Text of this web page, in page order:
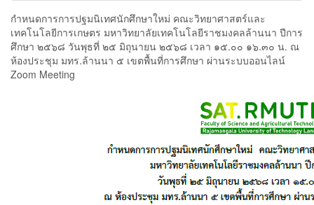
กำหนดการการปฐมนิเทศนักศึกษาใหม่ คณะวิทยาศาสตร์และ
เทคโนโลยีการเกษตร มหาวิทยาลัยเทคโนโลยีราชมงคลล้านนา ปีการ
ศึกษา ๒๕๖๘ วันพุธที่ ๒๕ มิถุนายน ๒๕๖๘ เวลา ๑๕.๐๐ ๑๖.๓๐ น. ณ
ห้องประชุม มทร.ล้านนา ๕ เขตพื้นที่การศึกษา ผ่านระบบออนไลน์
Zoom Meeting